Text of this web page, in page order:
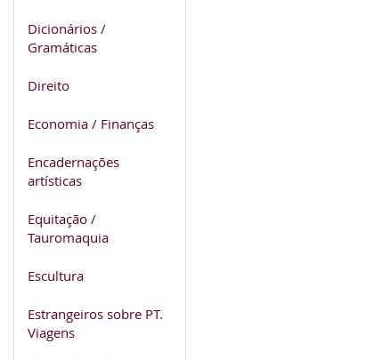
Dicionários /
Gramáticas
Direito
Economia / Finanças
Encadernações
artísticas
Equitação /
Tauromaquia
Escultura
Estrangeiros sobre PT.
Viagens